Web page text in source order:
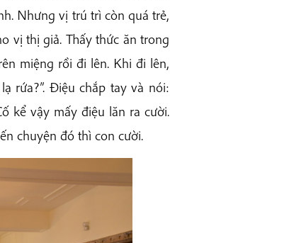
Nhưng vị trú trì còn quá trẻ,
vị thị giả. Thấy thức ăn trong
miệng rồi đi lên. Khi đi lên,
rứa?”. Điệu chắp tay và nói:
kể vậy mấy điệu lăn ra cười.
chuyện đó thì con cười.